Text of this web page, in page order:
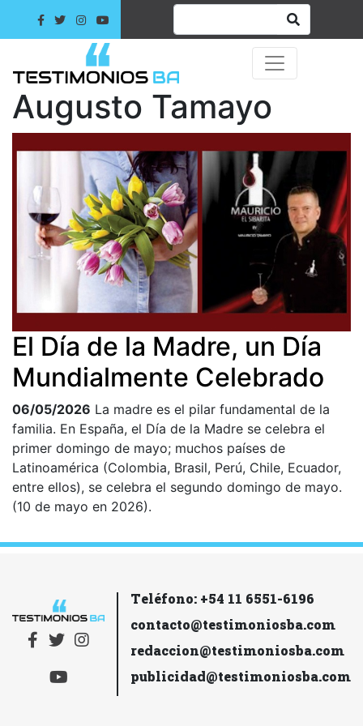
Augusto Tamayo
El Día de la Madre, un Día
Mundialmente Celebrado
06/05/2026 La madre es el pilar fundamental de la
familia. En España, el Día de la Madre se celebra el
primer domingo de mayo; muchos países de
Latinoamérica (Colombia, Brasil, Perú, Chile, Ecuador,
entre ellos), se celebra el segundo domingo de mayo.
(10 de mayo en 2026).
Teléfono: +54 11 6551-6196
contacto@testimoniosba.com
redaccion@testimoniosba.com
publicidad@testimoniosba.com